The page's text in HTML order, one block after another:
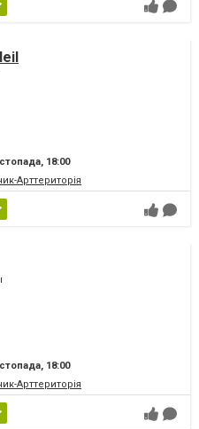
18:00
Арттериторія
18:00
Арттериторія